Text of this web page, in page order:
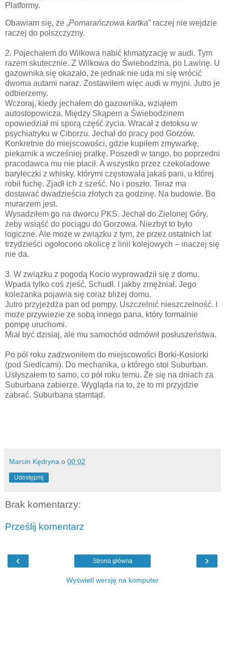
Platformy.
Obawiam się, że „Pomarańczowa kartka” raczej nie wejdzie
raczej do polszczyzny.
2. Pojechałem do Wilkowa nabić klimatyzację w audi. Tym
razem skutecznie. Z Wilkowa do Świebodzina, po Lawinę. U
gazownika się okazało, że jednak nie uda mi się wrócić
dwoma autami naraz. Zostawiłem więc audi w myjni. Jutro je
odbierzemy.
Wczoraj, kiedy jechałem do gazownika, wziąłem
autostopowicza. Między Skąpem a Świebodzinem
opowiedział mi sporą część życia. Wracał z detoksu w
psychiatryku w Ciborzu. Jechał do pracy pod Gorzów.
Konkretnie do miejscowości, gdzie kupiłem zmywarkę,
piekarnik a wcześniej pralkę. Poszedł w tango, bo poprzedni
pracodawca mu nie płacił. A wszystko przez czekoladowe
baryłeczki z whisky, którymi częstowała jakaś pani, u której
robił fuchę. Zjadł ich z sześć. No i poszło. Teraz ma
dostawać dwadzieścia złotych za godzinę. Na budowie. Bo
murarzem jest.
Wysadziłem go na dworcu PKS. Jechał do Zielonej Góry,
żeby wsiąść do pociągu do Gorzowa. Niezbyt to było
logiczne. Ale może w związku z tym, że przez ostatnich lat
trzydzieści ogołocono okolicę z linii kolejowych – inaczej się
nie da.
3. W związku z pogodą Kocio wyprowadził się z domu.
Wpada tylko coś zjeść. Schudł. I jakby zmężniał. Jego
koleżanka pojawia się coraz bliżej domu.
Jutro przyjeżdża pan od pompy. Uszczelnić nieszczelność. I
może przywiezie ze sobą innego pana, który formalnie
pompę uruchomi.
Miał być dzisiaj, ale mu samochód odmówił posłuszeństwa.
Po pól roku zadzwoniłem do miejscowości Borki-Kosiorki
(pod Siedlcami). Do mechanika, u którego stoi Suburban.
Usłyszałem to samo, co pół roku temu. Że się na dniach za
Suburbana zabierze. Wygląda na to, że to mi przyjdzie
zabrać. Suburbana stamtąd.
Marcin Kędryna o 00:02
Udostępnij
Brak komentarzy:
Prześlij komentarz
‹ ›
Strona główna
Wyświetl wersję na komputer